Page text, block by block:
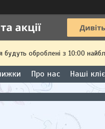
оброблені з 10:00
Про нас Наші